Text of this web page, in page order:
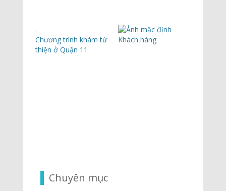
Chương trình khám từ
thiện ở Quận 11
Khách hàng
Chuyên mục